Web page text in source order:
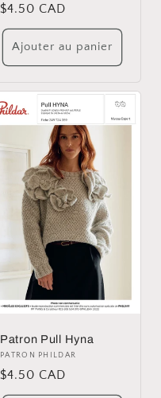
Prix
habituel
$4.50 CAD
Ajouter au panier
Patron Pull Hyna
Distributeur :
PATRON PHILDAR
Prix
habituel
$4.50 CAD